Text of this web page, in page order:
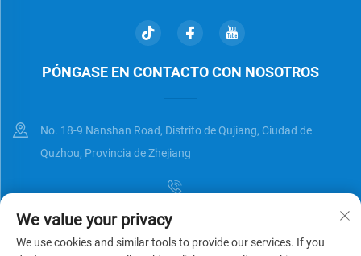
PÓNGASE EN CONTACTO CON NOSOTROS
No. 18-9 Nanshan Road, Distrito de Qujiang, Ciudad de
Quzhou, Provincia de Zhejiang
[email protected]
We value your privacy
We use cookies and similar tools to provide our services. If you